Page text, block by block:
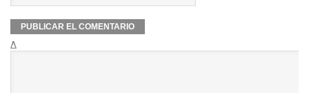
Δ